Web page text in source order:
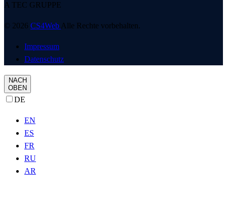
A TEC GRUPPE
© 2026 CS4Web Alle Rechte vorbehalten.
Impressum
Datenschutz
NACH
OBEN
DE
EN
ES
FR
RU
AR